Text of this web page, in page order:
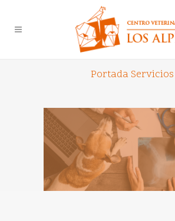
Portada Servicios